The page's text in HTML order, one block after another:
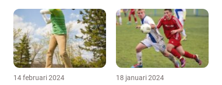
14 februari 2024 18 januari 2024